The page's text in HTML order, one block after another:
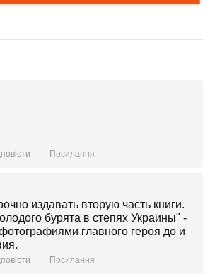
Посилання
издавать вторую часть книги.
бурята в степях Украины" -
главного героя до и
Посилання